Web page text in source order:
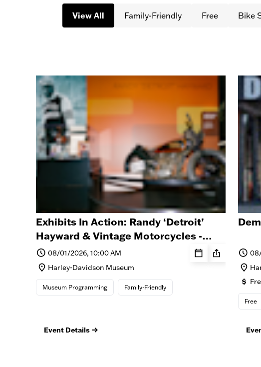
View All Family-Friendly Free Bike
Exhibits In Action: Randy ‘Detroit’
Hayward & Vintage Motorcycles -
August 1, 2026
08/01/2026, 10:00 AM
Harley-Davidson Museum
Museum Programming Family-Friendly
Event Details
Free